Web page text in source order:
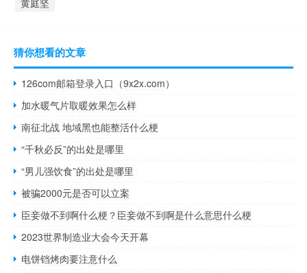
黄庭坚
猜你想看的文章
126com邮箱登录入口（9x2x.com）
加水暖气片取暖效果怎么样
南征北战 地域黑也能整活什么梗
“千秋必反”的出处是哪里
“男儿强饮食”的出处是哪里
被骗2000元是否可以立案
臣妾做不到啊什么梗？臣妾做不到啊是什么意思什么梗
2023世界制造业大会今天开幕
电饼铛烤肉要注意什么